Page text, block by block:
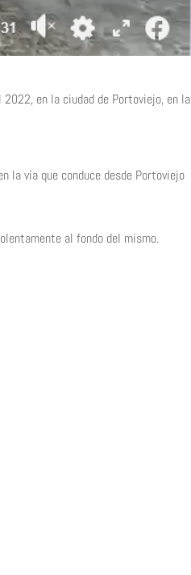
en la ciudad de Portoviejo, en la
la vía que conduce desde Portoviejo
al fondo del mismo.